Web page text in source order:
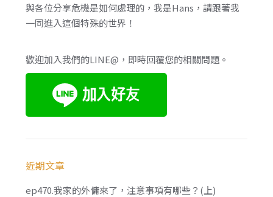
與各位分享危機是如何處理的，我是Hans，請跟著我
一同進入這個特殊的世界！
歡迎加入我們的LINE@，即時回覆您的相關問題。
近期文章
ep470.我家的外傭來了，注意事項有哪些？(上)